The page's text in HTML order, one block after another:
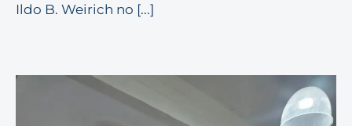
Ildo B. Weirich no [...]